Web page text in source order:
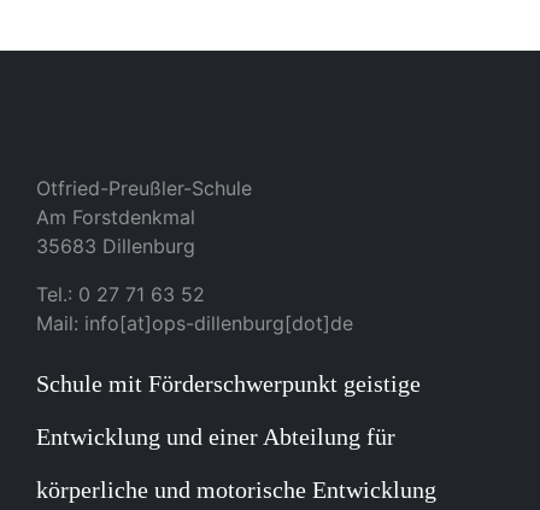
Otfried-Preußler-Schule
Am Forstdenkmal
35683 Dillenburg
Tel.: 0 27 71 63 52
Mail: info[at]ops-dillenburg[dot]de
Schule mit Förderschwerpunkt geistige
Entwicklung und einer Abteilung für
körperliche und motorische Entwicklung